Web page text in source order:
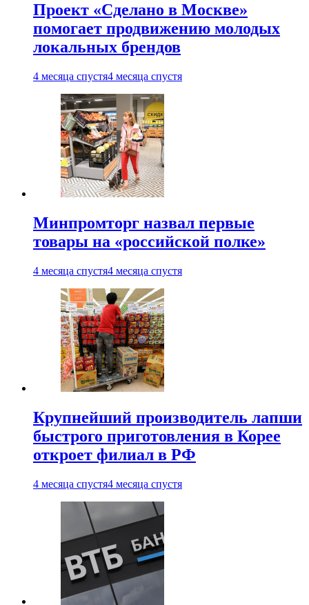
Проект «Сделано в Москве»
помогает продвижению молодых
локальных брендов
4 месяца спустя4 месяца спустя
Минпромторг назвал первые
товары на «российской полке»
4 месяца спустя4 месяца спустя
Крупнейший производитель лапши
быстрого приготовления в Корее
откроет филиал в РФ
4 месяца спустя4 месяца спустя